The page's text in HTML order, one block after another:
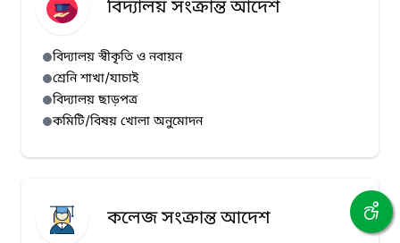
বিদ্যালয় সংক্রান্ত আদেশ
বিদ্যালয় স্বীকৃতি ও নবায়ন
শ্রেনি শাখা/যাচাই
বিদ্যালয় ছাড়পত্র
কমিটি/বিষয় খোলা অনুমোদন
কলেজ সংক্রান্ত আদেশ